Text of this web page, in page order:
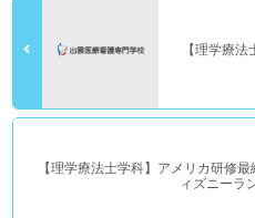
【理学療
【理学療法士学科】アメリカ研修
ィズニーラ